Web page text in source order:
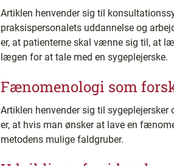
Artiklen henvender sig til
praksispersonalets uddannelse og
er, at patienterne skal vænne sig til, at
lægen for at tale med en sygeplejerske.
Fænomenologi som
Artiklen henvender sig til
er, at hvis man ønsker at lave en
metodens mulige faldgruber.